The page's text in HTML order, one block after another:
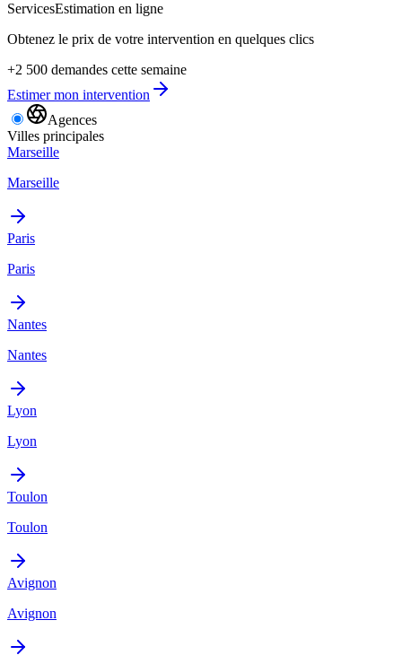
ServicesEstimation en ligne
Obtenez le prix de votre intervention en quelques clics
+2 500 demandes cette semaine
Estimer mon intervention
Agences
Villes principales
Marseille
Marseille
Paris
Paris
Nantes
Nantes
Lyon
Lyon
Toulon
Toulon
Avignon
Avignon